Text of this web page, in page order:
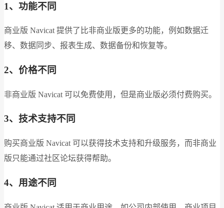
1、功能不同
商业版 Navicat 提供了比非商业版更多的功能，例如数据迁
移、数据同步、报表生成、数据备份和恢复等。
2、价格不同
非商业版 Navicat 可以免费使用，但是商业版必须付费购买。
3、技术支持不同
购买商业版 Navicat 可以获得技术支持和升级服务，而非商业
版只能通过社区论坛获得帮助。
4、用途不同